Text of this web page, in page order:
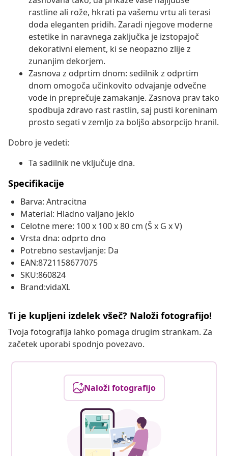
rastline ali rože, hkrati pa vašemu vrtu ali terasi
doda eleganten pridih. Zaradi njegove moderne
estetike in naravnega zaključka je izstopajoč
dekorativni element, ki se neopazno zlije z
zunanjim dekorjem.
Zasnova z odprtim dnom: sedilnik z odprtim
dnom omogoča učinkovito odvajanje odvečne
vode in preprečuje zamakanje. Zasnova prav tako
spodbuja zdravo rast rastlin, saj pusti koreninam
prosto segati v zemljo za boljšo absorpcijo hranil.
Dobro je vedeti:
Ta sadilnik ne vključuje dna.
Specifikacije
Barva: Antracitna
Material: Hladno valjano jeklo
Celotne mere: 100 x 100 x 80 cm (Š x G x V)
Vrsta dna: odprto dno
Potrebno sestavljanje: Da
EAN:8721158677075
SKU:860824
Brand:vidaXL
Ti je kupljeni izdelek všeč? Naloži fotografijo!
Tvoja fotografija lahko pomaga drugim strankam. Za
začetek uporabi spodnjo povezavo.
Naloži fotografijo